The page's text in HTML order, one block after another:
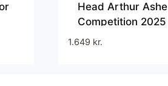
Head Arthur Ashe
Competition 2025
1.649 kr.